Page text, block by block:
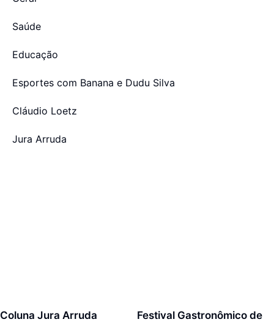
Saúde
Educação
Esportes com Banana e Dudu Silva
Cláudio Loetz
Jura Arruda
Coluna Jura Arruda
Festival Gastronômico de